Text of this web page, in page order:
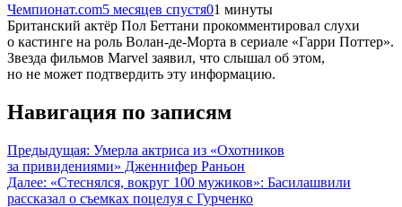
Чемпионат.com5 месяцев спустя01 минуты
Британский актёр Пол Беттани прокомментировал слухи
о кастинге на роль Волан-де-Морта в сериале «Гарри Поттер».
Звезда фильмов Marvel заявил, что слышал об этом,
но не может подтвердить эту информацию.
Навигация по записям
Предыдущая: Умерла актриса из «Охотников
за привидениями» Дженнифер Раньон
Далее: «Стеснялся, вокруг 100 мужиков»: Басилашвили
рассказал о съемках поцелуя с Гурченко